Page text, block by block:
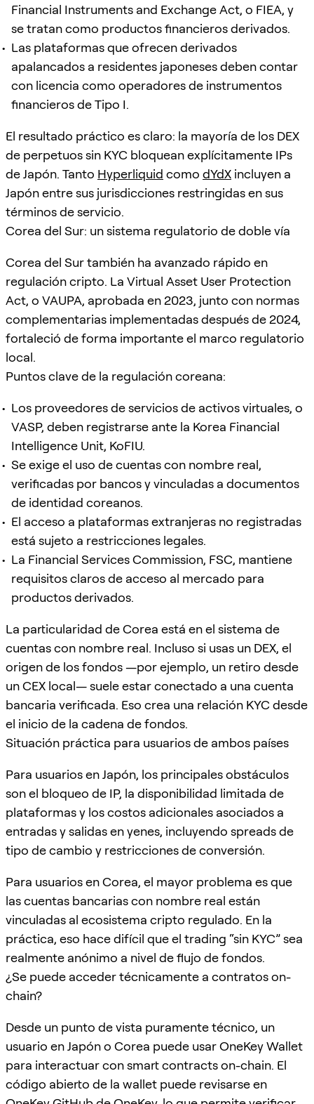
Financial Instruments and Exchange Act, o FIEA, y
se tratan como productos financieros derivados.
Las plataformas que ofrecen derivados
apalancados a residentes japoneses deben contar
con licencia como operadores de instrumentos
financieros de Tipo I.
El resultado práctico es claro: la mayoría de los DEX
de perpetuos sin KYC bloquean explícitamente IPs
de Japón. Tanto Hyperliquid como dYdX incluyen a
Japón entre sus jurisdicciones restringidas en sus
términos de servicio.
Corea del Sur: un sistema regulatorio de doble vía
Corea del Sur también ha avanzado rápido en
regulación cripto. La Virtual Asset User Protection
Act, o VAUPA, aprobada en 2023, junto con normas
complementarias implementadas después de 2024,
fortaleció de forma importante el marco regulatorio
local.
Puntos clave de la regulación coreana:
Los proveedores de servicios de activos virtuales, o
VASP, deben registrarse ante la Korea Financial
Intelligence Unit, KoFIU.
Se exige el uso de cuentas con nombre real,
verificadas por bancos y vinculadas a documentos
de identidad coreanos.
El acceso a plataformas extranjeras no registradas
está sujeto a restricciones legales.
La Financial Services Commission, FSC, mantiene
requisitos claros de acceso al mercado para
productos derivados.
La particularidad de Corea está en el sistema de
cuentas con nombre real. Incluso si usas un DEX, el
origen de los fondos —por ejemplo, un retiro desde
un CEX local— suele estar conectado a una cuenta
bancaria verificada. Eso crea una relación KYC desde
el inicio de la cadena de fondos.
Situación práctica para usuarios de ambos países
Para usuarios en Japón, los principales obstáculos
son el bloqueo de IP, la disponibilidad limitada de
plataformas y los costos adicionales asociados a
entradas y salidas en yenes, incluyendo spreads de
tipo de cambio y restricciones de conversión.
Para usuarios en Corea, el mayor problema es que
las cuentas bancarias con nombre real están
vinculadas al ecosistema cripto regulado. En la
práctica, eso hace difícil que el trading “sin KYC” sea
realmente anónimo a nivel de flujo de fondos.
¿Se puede acceder técnicamente a contratos on-
chain?
Desde un punto de vista puramente técnico, un
usuario en Japón o Corea puede usar OneKey Wallet
para interactuar con smart contracts on-chain. El
código abierto de la wallet puede revisarse en